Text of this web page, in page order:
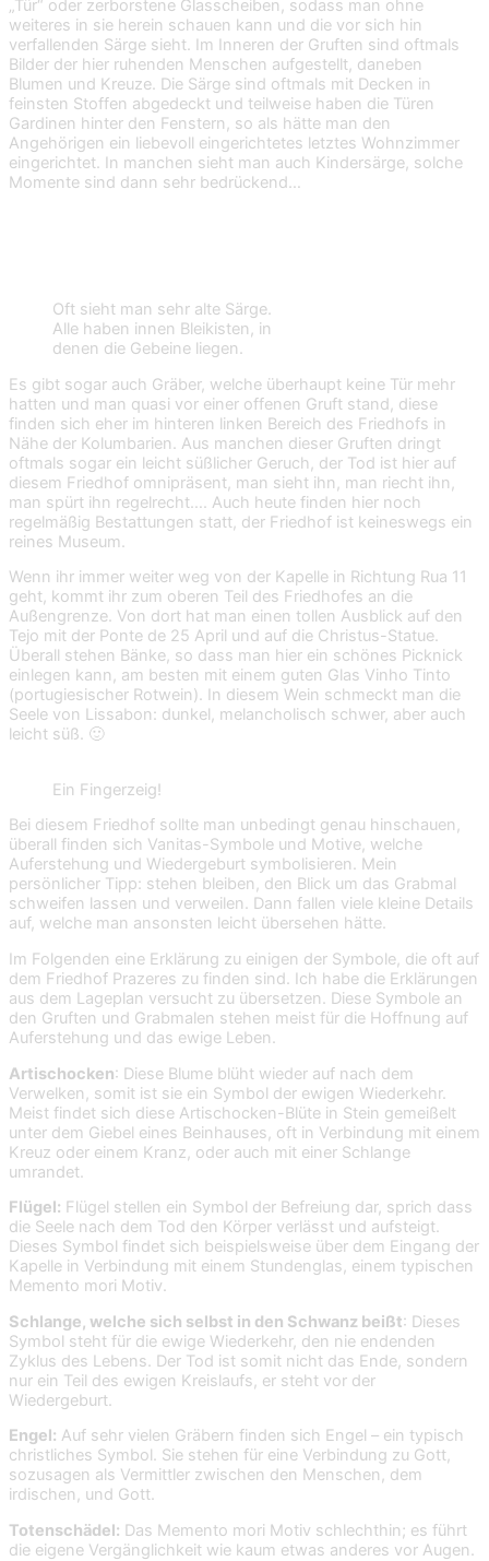
„Tür“ oder zerborstene Glasscheiben, sodass man ohne
weiteres in sie herein schauen kann und die vor sich hin
verfallenden Särge sieht. Im Inneren der Gruften sind oftmals
Bilder der hier ruhenden Menschen aufgestellt, daneben
Blumen und Kreuze. Die Särge sind oftmals mit Decken in
feinsten Stoffen abgedeckt und teilweise haben die Türen
Gardinen hinter den Fenstern, so als hätte man den
Angehörigen ein liebevoll eingerichtetes letztes Wohnzimmer
eingerichtet. In manchen sieht man auch Kindersärge, solche
Momente sind dann sehr bedrückend…
Oft sieht man sehr alte Särge.
Alle haben innen Bleikisten, in
denen die Gebeine liegen.
Es gibt sogar auch Gräber, welche überhaupt keine Tür mehr
hatten und man quasi vor einer offenen Gruft stand, diese
finden sich eher im hinteren linken Bereich des Friedhofs in
Nähe der Kolumbarien. Aus manchen dieser Gruften dringt
oftmals sogar ein leicht süßlicher Geruch, der Tod ist hier auf
diesem Friedhof omnipräsent, man sieht ihn, man riecht ihn,
man spürt ihn regelrecht…. Auch heute finden hier noch
regelmäßig Bestattungen statt, der Friedhof ist keineswegs ein
reines Museum.
Wenn ihr immer weiter weg von der Kapelle in Richtung Rua 11
geht, kommt ihr zum oberen Teil des Friedhofes an die
Außengrenze. Von dort hat man einen tollen Ausblick auf den
Tejo mit der Ponte de 25 April und auf die Christus-Statue.
Überall stehen Bänke, so dass man hier ein schönes Picknick
einlegen kann, am besten mit einem guten Glas Vinho Tinto
(portugiesischer Rotwein). In diesem Wein schmeckt man die
Seele von Lissabon: dunkel, melancholisch schwer, aber auch
leicht süß. 🙂
Ein Fingerzeig!
Bei diesem Friedhof sollte man unbedingt genau hinschauen,
überall finden sich Vanitas-Symbole und Motive, welche
Auferstehung und Wiedergeburt symbolisieren. Mein
persönlicher Tipp: stehen bleiben, den Blick um das Grabmal
schweifen lassen und verweilen. Dann fallen viele kleine Details
auf, welche man ansonsten leicht übersehen hätte.
Im Folgenden eine Erklärung zu einigen der Symbole, die oft auf
dem Friedhof Prazeres zu finden sind. Ich habe die Erklärungen
aus dem Lageplan versucht zu übersetzen. Diese Symbole an
den Gruften und Grabmalen stehen meist für die Hoffnung auf
Auferstehung und das ewige Leben.
Artischocken: Diese Blume blüht wieder auf nach dem
Verwelken, somit ist sie ein Symbol der ewigen Wiederkehr.
Meist findet sich diese Artischocken-Blüte in Stein gemeißelt
unter dem Giebel eines Beinhauses, oft in Verbindung mit einem
Kreuz oder einem Kranz, oder auch mit einer Schlange
umrandet.
Flügel: Flügel stellen ein Symbol der Befreiung dar, sprich dass
die Seele nach dem Tod den Körper verlässt und aufsteigt.
Dieses Symbol findet sich beispielsweise über dem Eingang der
Kapelle in Verbindung mit einem Stundenglas, einem typischen
Memento mori Motiv.
Schlange, welche sich selbst in den Schwanz beißt: Dieses
Symbol steht für die ewige Wiederkehr, den nie endenden
Zyklus des Lebens. Der Tod ist somit nicht das Ende, sondern
nur ein Teil des ewigen Kreislaufs, er steht vor der
Wiedergeburt.
Engel: Auf sehr vielen Gräbern finden sich Engel – ein typisch
christliches Symbol. Sie stehen für eine Verbindung zu Gott,
sozusagen als Vermittler zwischen den Menschen, dem
irdischen, und Gott.
Totenschädel: Das Memento mori Motiv schlechthin; es führt
die eigene Vergänglichkeit wie kaum etwas anderes vor Augen.